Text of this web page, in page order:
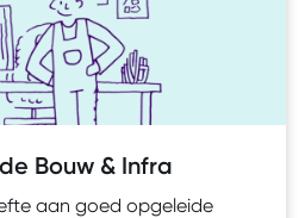
Bouw & Infra
aan goed opgeleide